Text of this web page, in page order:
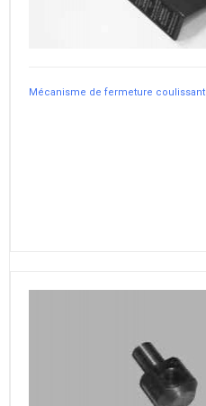
Mécanisme de fermeture coulissant